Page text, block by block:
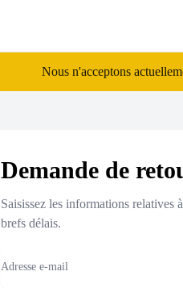
Nous n'acceptons
Demande de
Saisissez les informations relatives
brefs délais.